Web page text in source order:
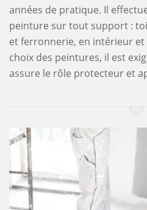
années de pratique. Il
peinture sur tout support :
et ferronnerie, en intérieur
choix des peintures, il est
assure le rôle protecteur et